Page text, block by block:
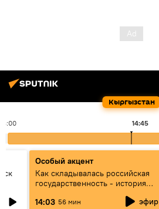
Кыргызстан
14:00 14:45
Особый акцент
Как складывалась российская
государственность - история
России и геополитика Евразии
глазами аналитиков
14:03 56 мин эфир